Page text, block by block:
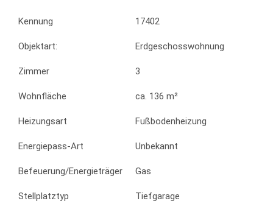
Kennung 17402
Objektart: Erdgeschosswohnung
Zimmer 3
Wohnfläche ca. 136 m²
Heizungsart Fußbodenheizung
Energiepass-Art Unbekannt
Befeuerung/Energieträger Gas
Stellplatztyp Tiefgarage